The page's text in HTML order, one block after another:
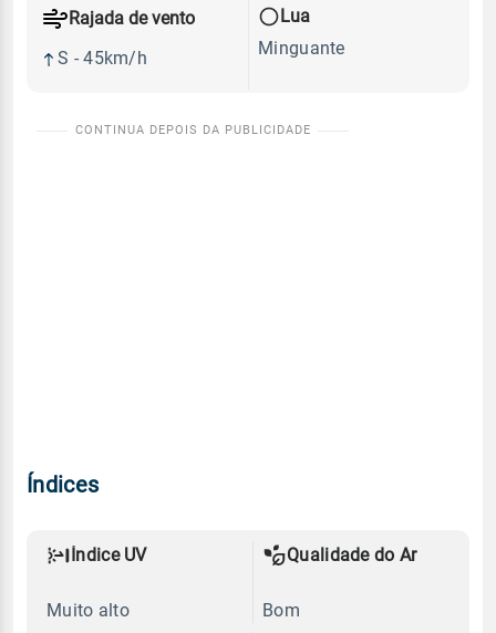
Rajada de vento
S - 45km/h
Lua
Minguante
Índices
Índice UV
Muito alto
Qualidade do Ar
Bom